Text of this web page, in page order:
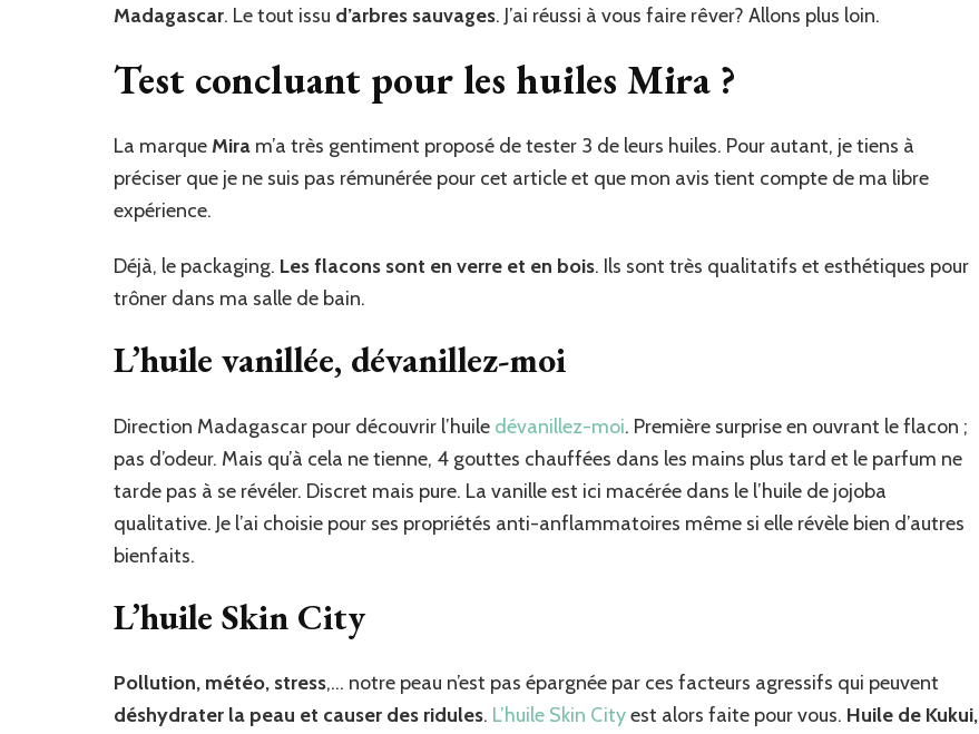
Madagascar. Le tout issu d’arbres sauvages. J’ai réussi à vous faire rêver? Allons plus loin.
Test concluant pour les huiles Mira ?
La marqueMira m’a très gentiment proposé de tester 3 de leurs huiles. Pour autant, je tiens à
préciser que je ne suis pas rémunérée pour cet article et que mon avis tient compte de ma libre
expérience.
Déjà, le packaging. Les flacons sont en verre et en bois. Ils sont très qualitatifs et esthétiques pour
trôner dans ma salle de bain.
L’huile vanillée, dévanillez-moi
Direction Madagascar pour découvrir l’huile dévanillez-moi. Première surprise en ouvrant le flacon ;
pas d’odeur. Mais qu’à cela ne tienne, 4 gouttes chauffées dans les mains plus tard et le parfum ne
tarde pas à se révéler. Discret mais pure. La vanille est ici macérée dans le l’huile de jojoba
qualitative. Je l’ai choisie pour ses propriétés anti-anflammatoires même si elle révèle bien d’autres
bienfaits.
L’huile Skin City
Pollution, météo, stress,… notre peau n’est pas épargnée par ces facteurs agressifs qui peuvent
déshydrater la peau et causer des ridules. L’huile Skin Cityest alors faite pour vous. Huile de Kukui,